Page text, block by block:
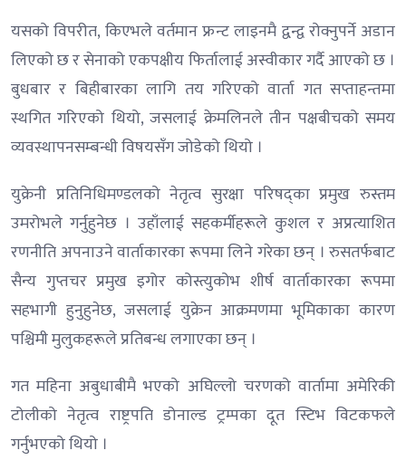
यसको विपरीत, किएभले वर्तमान फ्रन्ट लाइनमै द्वन्द्व रोक्नुपर्ने अडान
लिएको छ र सेनाको एकपक्षीय फिर्तालाई अस्वीकार गर्दै आएको छ ।
बुधबार र बिहीबारका लागि तय गरिएको वार्ता गत सप्ताहन्तमा
स्थगित गरिएको थियो, जसलाई क्रेमलिनले तीन पक्षबीचको समय
व्यवस्थापनसम्बन्धी विषयसँग जोडेको थियो ।
युक्रेनी प्रतिनिधिमण्डलको नेतृत्व सुरक्षा परिषद्का प्रमुख रुस्तम
उमरोभले गर्नुहुनेछ । उहाँलाई सहकर्मीहरूले कुशल र अप्रत्याशित
रणनीति अपनाउने वार्ताकारका रूपमा लिने गरेका छन् । रुसतर्फबाट
सैन्य गुप्तचर प्रमुख इगोर कोस्त्युकोभ शीर्ष वार्ताकारका रूपमा
सहभागी हुनुहुनेछ, जसलाई युक्रेन आक्रमणमा भूमिकाका कारण
पश्चिमी मुलुकहरूले प्रतिबन्ध लगाएका छन् ।
गत महिना अबुधाबीमै भएको अघिल्लो चरणको वार्तामा अमेरिकी
टोलीको नेतृत्व राष्ट्रपति डोनाल्ड ट्रम्पका दूत स्टिभ विटकफले
गर्नुभएको थियो ।